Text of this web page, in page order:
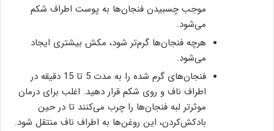
موجب چسبیدن فنجان‌ها به پوست اطراف شکم
می‌شود.
هرچه فنجان‌ها گرم‌تر شود، مکش بیشتری ایجاد
می‌شود.
فنجان‌های گرم شده را به مدت 5 تا 15 دقیقه در
اطراف ناف و روی شکم قرار دهید. اغلب برای درمان
موثرتر لبه فنجان‌ها را چرب می‌کنند تا در حین
بادکش‌کردن، این روغن‌ها به اطراف ناف منتقل شود.